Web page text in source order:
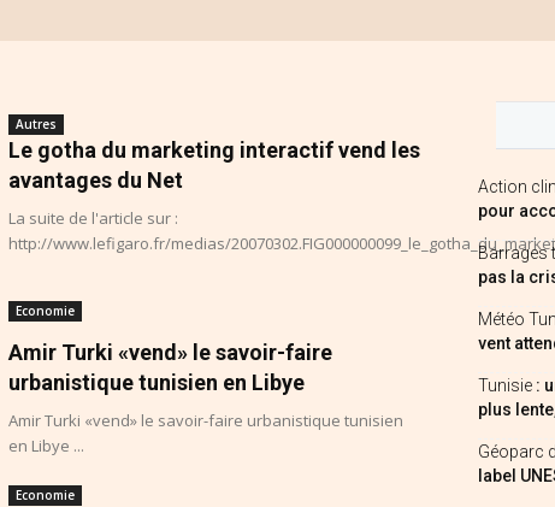
Autres
Le gotha du marketing interactif vend les
avantages du Net
La suite de l'article sur :
http://www.lefigaro.fr/medias/
Economie
Amir Turki «vend» le savoir-faire
urbanistique tunisien en Libye
Amir Turki «vend» le savoir-faire urbanistique tunisien
en Libye ...
Economie
Action
pour
Barrages
pas la
Météo
vent
Tunisie :
plus
Géoparc
label